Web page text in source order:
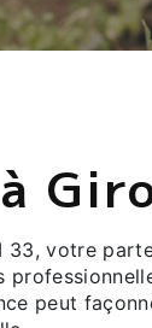
33, votre
peut